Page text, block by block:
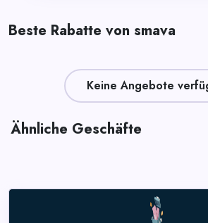
Beste Rabatte von smava
Keine Angebote
Ähnliche Geschäfte